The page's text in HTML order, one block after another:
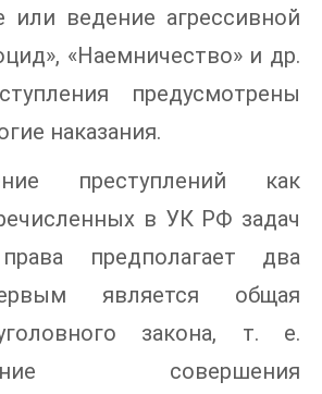
или ведение агрессивной
«Наемничество» и др.
предусмотрены
наказания.
преступлений как
в УК РФ задач
предполагает два
является общая
закона, т. е.
совершения